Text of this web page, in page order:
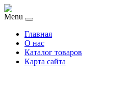
Menu
Главная
О нас
Каталог товаров
Карта сайта